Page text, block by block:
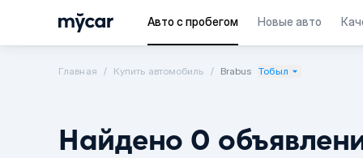
Авто с пробегом Новые авто
Главная Купить автомобиль Brabus Тобыл
Найдено 0